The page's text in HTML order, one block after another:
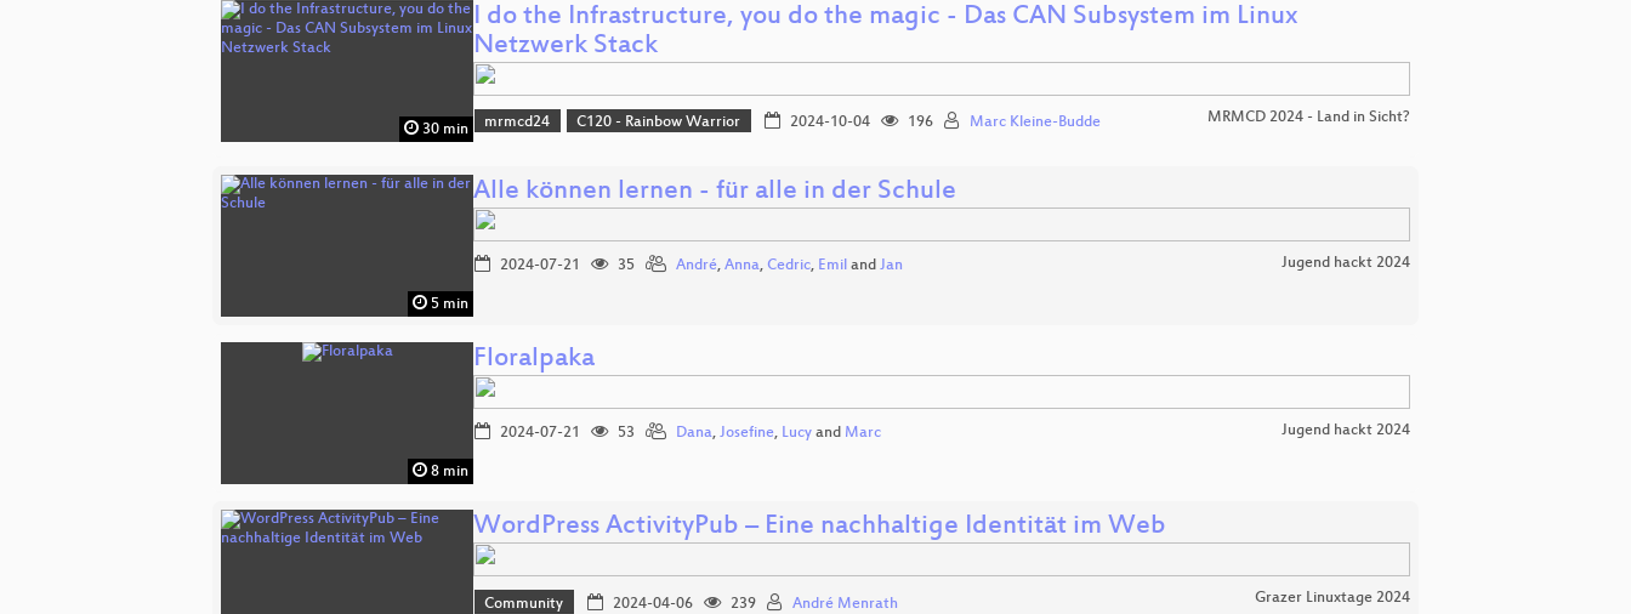
30 min
I do the Infrastructure, you do the magic - Das CAN Subsystem im Linux
Netzwerk Stack
mrmcd24 C120 - Rainbow Warrior 2024-10-04 196 Marc Kleine-Budde MRMCD 2024 - Land in Sicht?
5 min
Alle können lernen - für alle in der Schule
2024-07-21 35 André, Anna, Cedric, Emil and Jan Jugend hackt 2024
8 min
Floralpaka
2024-07-21 53 Dana, Josefine, Lucy and Marc Jugend hackt 2024
WordPress ActivityPub – Eine nachhaltige Identität im Web
Community 2024-04-06 239 André Menrath Grazer Linuxtage 2024